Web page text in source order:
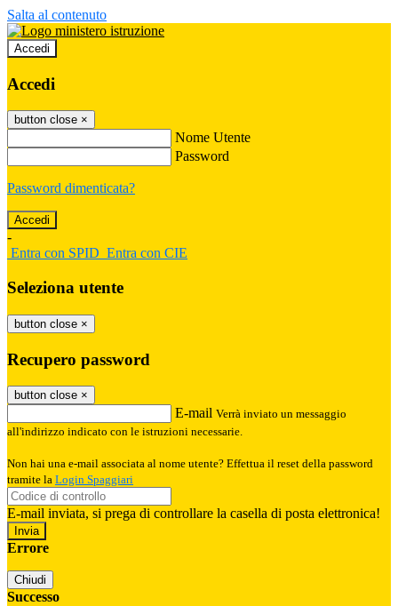
Salta al contenuto
Accedi
Accedi
button close ×
Nome Utente
Password
Password dimenticata?
-
Entra con SPID Entra con CIE
Seleziona utente
button close ×
Recupero password
button close ×
E-mail Verrà inviato un messaggio
all'indirizzo indicato con le istruzioni necessarie.
Non hai una e-mail associata al nome utente? Effettua il reset della password
tramite la Login Spaggiari
E-mail inviata, si prega di controllare la casella di posta elettronica!
Errore
Chiudi
Successo